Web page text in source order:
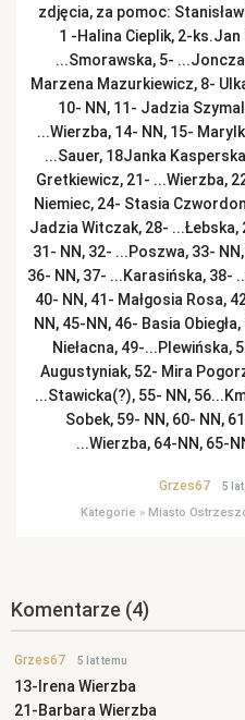
zdjęcia, za pomoc:
1 -Halina Cieplik, 2-
...Smorawska, 5-
Marzena Mazurkiewicz, 8-
10- NN, 11- Jadzia
...Wierzba, 14- NN, 15-
...Sauer, 18Janka
Gretkiewicz, 21- ...Wierzba,
Niemiec, 24- Stasia
Jadzia Witczak, 28-
31- NN, 32- ...Poszwa, 33-
36- NN, 37- ...Karasińska, 38-
40- NN, 41- Małgosia Rosa,
NN, 45-NN, 46- Basia
Niełacna, 49-...Plewińska,
Augustyniak, 52- Mira
...Stawicka(?), 55- NN,
Sobek, 59- NN, 60- NN,
...Wierzba, 64-NN, 65-
Grzes67 5
Kategorie » Miasto
Komentarze (4)
Grzes67 5 lat temu
13-Irena Wierzba
21-Barbara Wierzba